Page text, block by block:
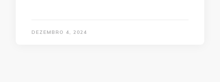
DEZEMBRO 4, 2024